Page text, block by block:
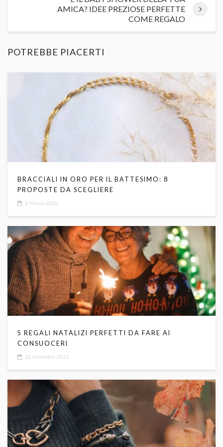
AMICA? IDEE PREZIOSE PERFETTE
COME REGALO
POTREBBE PIACERTI
BRACCIALI IN ORO PER IL BATTESIMO: 8
PROPOSTE DA SCEGLIERE
2 Marzo 2026
5 REGALI NATALIZI PERFETTI DA FARE AI
CONSUOCERI
22 Dicembre 2025